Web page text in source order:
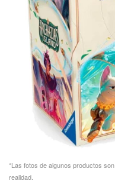
*Las fotos de algunos productos
realidad.